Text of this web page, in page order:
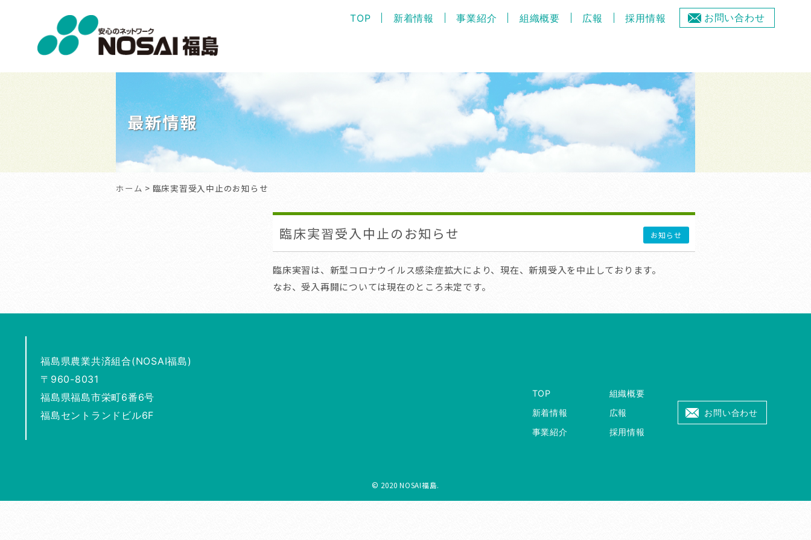
NOSAI
福
島
TOP 新着情報 事業紹介 組織概要 広報 採用情報 お問い合わせ
最新情報
ホーム > 臨床実習受入中止のお知らせ
臨床実習受入中止のお知らせ お知らせ
臨床実習は、新型コロナウイルス感染症拡大により、現在、新規受入を中止しております。
なお、受入再開については現在のところ未定です。
福島県農業共済組合(NOSAI福島)
〒960-8031
福島県福島市栄町6番6号
福島セントランドビル6F
TOP
新着情報
事業紹介
組織概要
広報
採用情報
お問い合わせ
© 2020 NOSAI福島.